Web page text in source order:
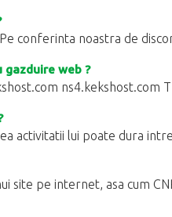
conferinta noastra de
gazduire web ?
ns4.kekshost.com
activitatii lui poate dura
site pe internet, asa cum